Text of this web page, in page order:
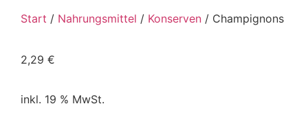
Start / Nahrungsmittel / Konserven / Champignons
2,29 €
inkl. 19 % MwSt.